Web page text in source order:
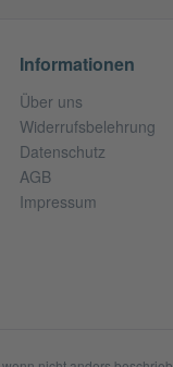
Informationen
Über uns
Widerrufsbelehrung
Datenschutz
AGB
Impressum